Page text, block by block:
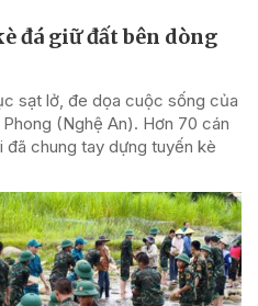
đá giữ đất bên dòng
sạt lở, đe dọa cuộc sống của
(Nghệ An). Hơn 70 cán
chung tay dựng tuyến kè